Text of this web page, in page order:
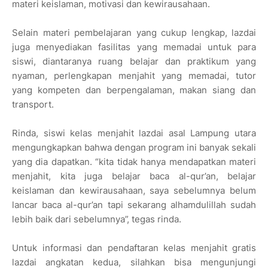
materi keislaman, motivasi dan kewirausahaan.
Selain materi pembelajaran yang cukup lengkap, lazdai
juga menyediakan fasilitas yang memadai untuk para
siswi, diantaranya ruang belajar dan praktikum yang
nyaman, perlengkapan menjahit yang memadai, tutor
yang kompeten dan berpengalaman, makan siang dan
transport.
Rinda, siswi kelas menjahit lazdai asal Lampung utara
mengungkapkan bahwa dengan program ini banyak sekali
yang dia dapatkan. “kita tidak hanya mendapatkan materi
menjahit, kita juga belajar baca al-qur’an, belajar
keislaman dan kewirausahaan, saya sebelumnya belum
lancar baca al-qur’an tapi sekarang alhamdulillah sudah
lebih baik dari sebelumnya”, tegas rinda.
Untuk informasi dan pendaftaran kelas menjahit gratis
lazdai angkatan kedua, silahkan bisa mengunjungi